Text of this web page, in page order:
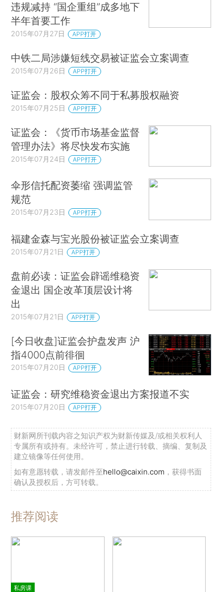
违规减持 “国企重组”成多地下
半年首要工作
2015年07月27日 APP打开
中铁二局涉嫌短线交易被证监会立案调查
2015年07月26日 APP打开
证监会：股权众筹不同于私募股权融资
2015年07月25日 APP打开
证监会：《货币市场基金监督
管理办法》将尽快发布实施
2015年07月24日 APP打开
伞形信托配资萎缩 强调监管
规范
2015年07月23日 APP打开
福建金森与宝光股份被证监会立案调查
2015年07月21日 APP打开
盘前必读：证监会辟谣维稳资
金退出 国企改革顶层设计将
出
2015年07月21日 APP打开
[今日收盘]证监会护盘发声 沪
指4000点前徘徊
2015年07月20日 APP打开
证监会：研究维稳资金退出方案报道不实
2015年07月20日 APP打开
财新网所刊载内容之知识产权为财新传媒及/或相关权利人
专属所有或持有。未经许可，禁止进行转载、摘编、复制及
建立镜像等任何使用。
如有意愿转载，请发邮件至hello@caixin.com ，获得书面
确认及授权后，方可转载。
推荐阅读
私房课